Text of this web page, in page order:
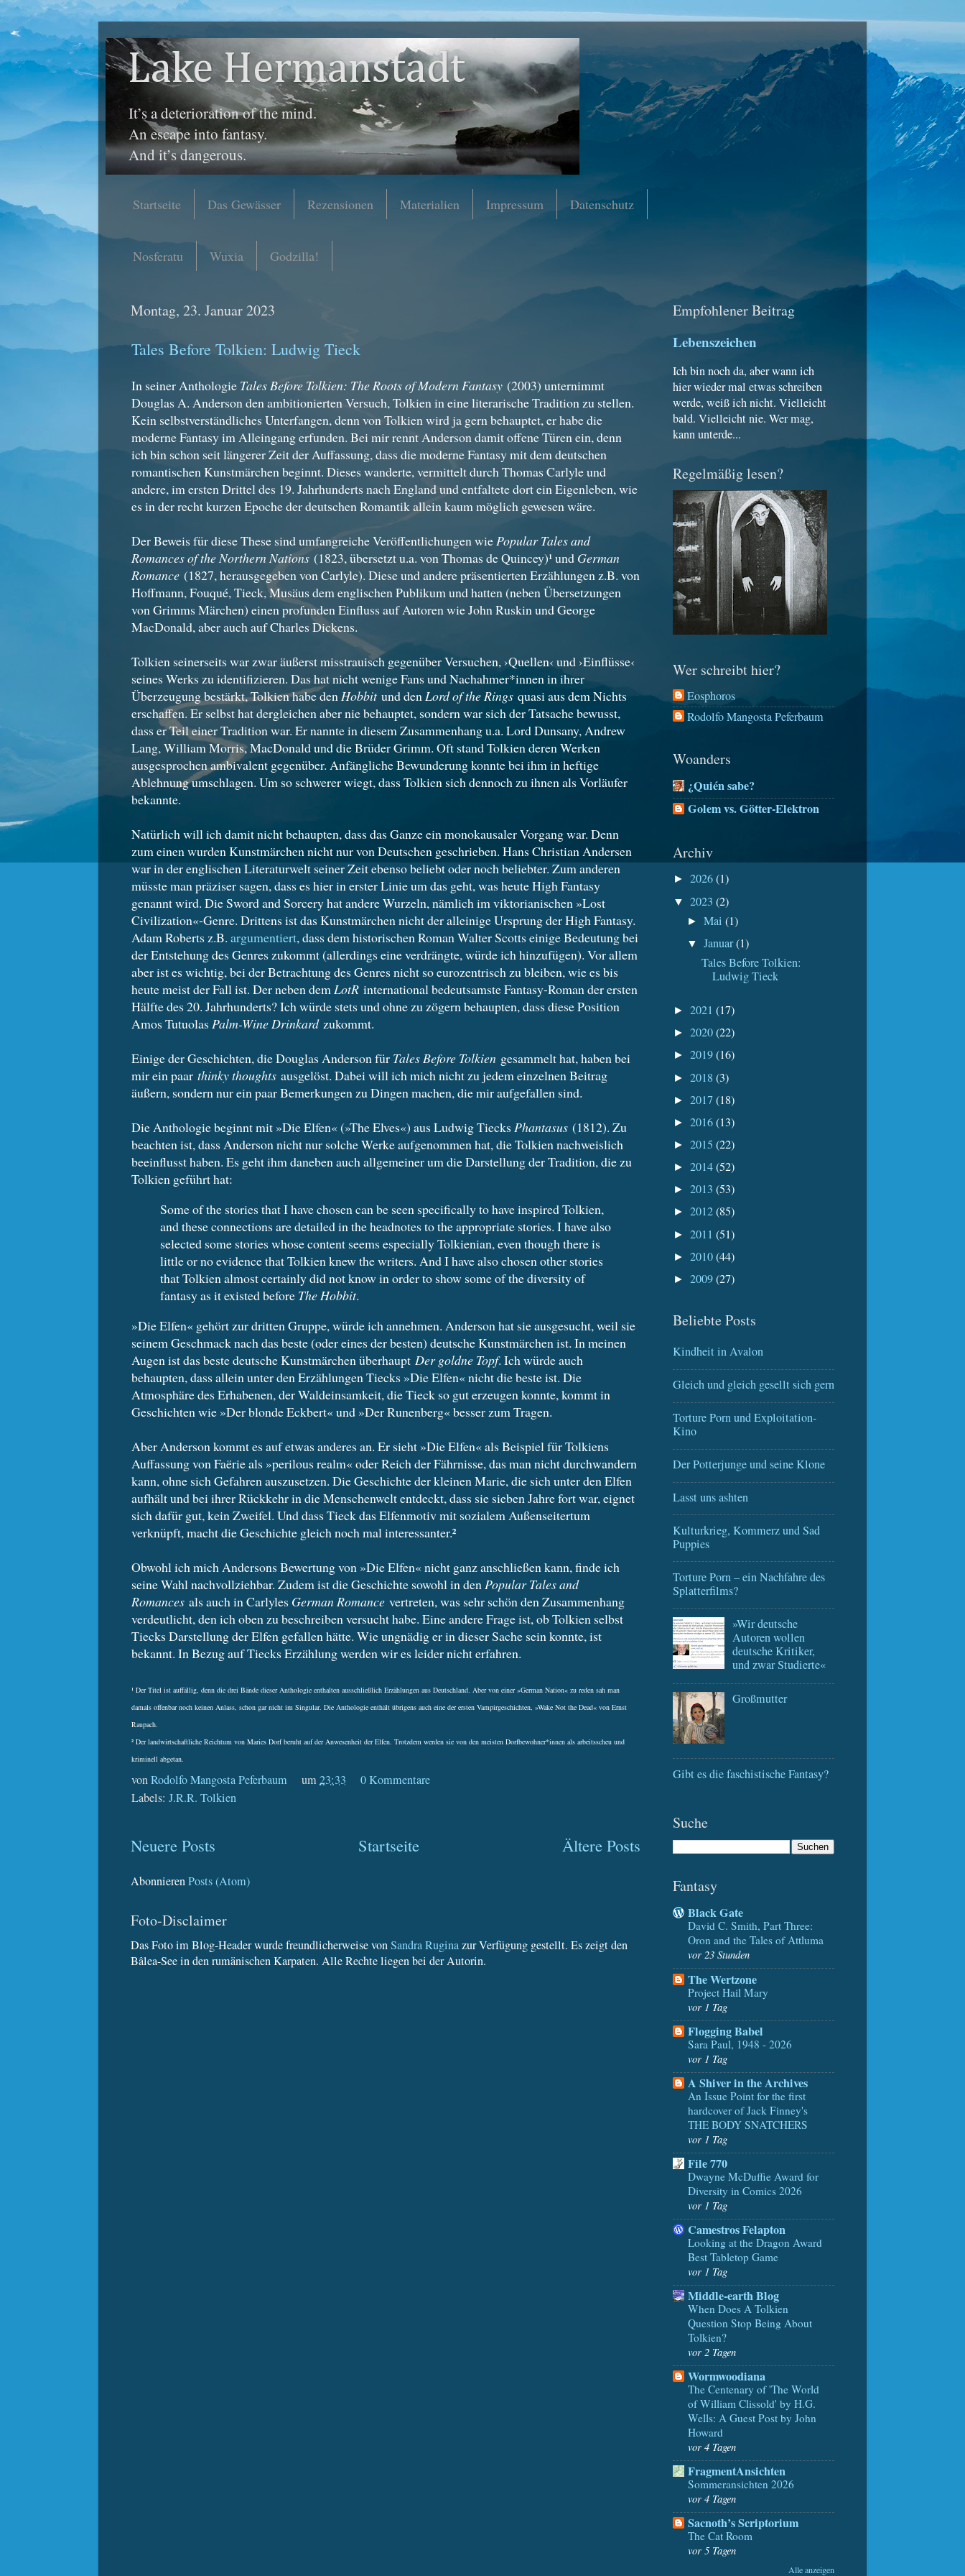
Lake Hermanstadt
It’s a deterioration of the mind.
An escape into fantasy.
And it’s dangerous.
Startseite Das Gewässer Rezensionen Materialien Impressum Datenschutz
Nosferatu Wuxia Godzilla!
Montag, 23. Januar 2023
Tales Before Tolkien: Ludwig Tieck
In seiner Anthologie Tales Before Tolkien: The Roots of Modern Fantasy (2003) unternimmt
Douglas A. Anderson den ambitionierten Versuch, Tolkien in eine literarische Tradition zu stellen.
Kein selbstverständliches Unterfangen, denn von Tolkien wird ja gern behauptet, er habe die
moderne Fantasy im Alleingang erfunden. Bei mir rennt Anderson damit offene Türen ein, denn
ich bin schon seit längerer Zeit der Auffassung, dass die moderne Fantasy mit dem deutschen
romantischen Kunstmärchen beginnt. Dieses wanderte, vermittelt durch Thomas Carlyle und
andere, im ersten Drittel des 19. Jahrhunderts nach England und entfaltete dort ein Eigenleben, wie
es in der recht kurzen Epoche der deutschen Romantik allein kaum möglich gewesen wäre.
Der Beweis für diese These sind umfangreiche Veröffentlichungen wiePopular Tales and
Romances of the Northern Nations (1823, übersetzt u.a. von Thomas de Quincey)¹ und German
Romance (1827, herausgegeben von Carlyle). Diese und andere präsentierten Erzählungen z.B. von
Hoffmann, Fouqué, Tieck, Musäus dem englischen Publikum und hatten (neben Übersetzungen
von Grimms Märchen) einen profunden Einfluss auf Autoren wie John Ruskin und George
MacDonald, aber auch auf Charles Dickens.
Tolkien seinerseits war zwar äußerst misstrauisch gegenüber Versuchen, ›Quellen‹ und ›Einflüsse‹
seines Werks zu identifizieren. Das hat nicht wenige Fans und Nachahmer*innen in ihrer
Überzeugung bestärkt, Tolkien habe denHobbitund denLord of the Rings quasi aus dem Nichts
erschaffen. Er selbst hat dergleichen aber nie behauptet, sondern war sich der Tatsache bewusst,
dass er Teil einer Tradition war. Er nannte in diesem Zusammenhang u.a. Lord Dunsany, Andrew
Lang, William Morris, MacDonald und die Brüder Grimm. Oft stand Tolkien deren Werken
ausgesprochen ambivalent gegenüber. Anfängliche Bewunderung konnte bei ihm in heftige
Ablehnung umschlagen. Um so schwerer wiegt, dass Tolkien sich dennoch zu ihnen als Vorläufer
bekannte.
Natürlich will ich damit nicht behaupten, dass das Ganze ein monokausaler Vorgang war. Denn
zum einen wurden Kunstmärchen nicht nur von Deutschen geschrieben. Hans Christian Andersen
war in der englischen Literaturwelt seiner Zeit ebenso beliebt oder noch beliebter. Zum anderen
müsste man präziser sagen, dass es hier in erster Linie um das geht, was heute High Fantasy
genannt wird. Die Sword and Sorcery hat andere Wurzeln, nämlich im viktorianischen »Lost
Civilization«-Genre. Drittens ist das Kunstmärchen nicht der alleinige Ursprung der High Fantasy.
Adam Roberts z.B. argumentiert, dass dem historischen Roman Walter Scotts einige Bedeutung bei
der Entstehung des Genres zukommt (allerdings eine verdrängte, würde ich hinzufügen). Vor allem
aber ist es wichtig, bei der Betrachtung des Genres nicht so eurozentrisch zu bleiben, wie es bis
heute meist der Fall ist. Der neben demLotR international bedeutsamste Fantasy-Roman der ersten
Hälfte des 20. Jahrhunderts? Ich würde stets und ohne zu zögern behaupten, dass diese Position
Amos Tutuolas Palm-Wine Drinkardzukommt.
Einige der Geschichten, die Douglas Anderson für Tales Before Tolkien gesammelt hat, haben bei
mir ein paar thinky thoughts ausgelöst. Dabei will ich mich nicht zu jedem einzelnen Beitrag
äußern, sondern nur ein paar Bemerkungen zu Dingen machen, die mir aufgefallen sind.
Die Anthologie beginnt mit »Die Elfen« (»The Elves«) aus Ludwig Tiecks Phantasus (1812). Zu
beachten ist, dass Anderson nicht nur solche Werke aufgenommen hat, die Tolkien nachweislich
beeinflusst haben. Es geht ihm daneben auch allgemeiner um die Darstellung der Tradition, die zu
Tolkien geführt hat:
Some of the stories that I have chosen can be seen specifically to have inspired Tolkien,
and these connections are detailed in the headnotes to the appropriate stories. I have also
selected some stories whose content seems especially Tolkienian, even though there is
little or no evidence that Tolkien knew the writers. And I have also chosen other stories
that Tolkien almost certainly did not know in order to show some of the diversity of
fantasy as it existed before The Hobbit.
»Die Elfen« gehört zur dritten Gruppe, würde ich annehmen. Anderson hat sie ausgesucht, weil sie
seinem Geschmack nach das beste (oder eines der besten) deutsche Kunstmärchen ist. In meinen
Augen ist das beste deutsche Kunstmärchen überhaupt Der goldne Topf. Ich würde auch
behaupten, dass allein unter den Erzählungen Tiecks »Die Elfen« nicht die beste ist. Die
Atmosphäre des Erhabenen, der Waldeinsamkeit, die Tieck so gut erzeugen konnte, kommt in
Geschichten wie »Der blonde Eckbert« und »Der Runenberg« besser zum Tragen.
Aber Anderson kommt es auf etwas anderes an. Er sieht »Die Elfen« als Beispiel für Tolkiens
Auffassung von Faërie als »perilous realm« oder Reich der Fährnisse, das man nicht durchwandern
kann, ohne sich Gefahren auszusetzen. Die Geschichte der kleinen Marie, die sich unter den Elfen
aufhält und bei ihrer Rückkehr in die Menschenwelt entdeckt, dass sie sieben Jahre fort war, eignet
sich dafür gut, kein Zweifel. Und dass Tieck das Elfenmotiv mit sozialem Außenseitertum
verknüpft, macht die Geschichte gleich noch mal interessanter.²
Obwohl ich mich Andersons Bewertung von »Die Elfen« nicht ganz anschließen kann, finde ich
seine Wahl nachvollziehbar. Zudem ist die Geschichte sowohl in den Popular Tales and
Romances als auch in Carlyles German Romance vertreten, was sehr schön den Zusammenhang
verdeutlicht, den ich oben zu beschreiben versucht habe. Eine andere Frage ist, ob Tolkien selbst
Tiecks Darstellung der Elfen gefallen hätte. Wie ungnädig er in dieser Sache sein konnte, ist
bekannt. In Bezug auf Tiecks Erzählung werden wir es leider nicht erfahren.
¹ Der Titel ist auffällig, denn die drei Bände dieser Anthologie enthalten ausschließlich Erzählungen aus Deutschland. Aber von einer »German Nation« zu reden sah man
damals offenbar noch keinen Anlass, schon gar nicht im Singular. Die Anthologie enthält übrigens auch eine der ersten Vampirgeschichten, »Wake Not the Dead« von Ernst
Raupach.
² Der landwirtschaftliche Reichtum von Maries Dorf beruht auf der Anwesenheit der Elfen. Trotzdem werden sie von den meisten Dorfbewohner*innen als arbeitsscheu und
kriminell abgetan.
vonRodolfo Mangosta Peferbaum um23:33
0 Kommentare
Labels: J.R.R. Tolkien
Neuere Posts Ältere Posts
Startseite
AbonnierenPosts (Atom)
Foto-Disclaimer
Das Foto im Blog-Header wurde freundlicherweise vonSandra Ruginazur Verfügung gestellt. Es zeigt den
Bâlea-See in den rumänischen Karpaten. Alle Rechte liegen bei der Autorin.
Empfohlener Beitrag
Lebenszeichen
Ich bin noch da, aber wann ich
hier wieder mal etwas schreiben
werde, weiß ich nicht. Vielleicht
bald. Vielleicht nie. Wer mag,
kann unterde...
Regelmäßig lesen?
Wer schreibt hier?
Eosphoros
Rodolfo Mangosta Peferbaum
Woanders
¿Quién sabe?
Golem vs. Götter-Elektron
Archiv
► 2026(1)
▼ 2023 (2)
►Mai(1)
▼Januar(1)
Tales Before Tolkien:
Ludwig Tieck
► 2021 (17)
► 2020(22)
► 2019(16)
► 2018 (3)
► 2017(18)
► 2016(13)
► 2015 (22)
► 2014(52)
► 2013 (53)
► 2012(85)
► 2011 (51)
► 2010(44)
► 2009(27)
Beliebte Posts
Kindheit in Avalon
Gleich und gleich gesellt sich gern
Torture Porn und Exploitation-
Kino
Der Potterjunge und seine Klone
Lasst uns ashten
Kulturkrieg, Kommerz und Sad
Puppies
Torture Porn – ein Nachfahre des
Splatterfilms?
»Wir deutsche
Autoren wollen
deutsche Kritiker,
und zwar Studierte«
Großmutter
Gibt es die faschistische Fantasy?
Suche
Fantasy
Black Gate
David C. Smith, Part Three:
Oron and the Tales of Attluma
vor 23 Stunden
The Wertzone
Project Hail Mary
vor 1 Tag
Flogging Babel
Sara Paul, 1948 - 2026
vor 1 Tag
A Shiver in the Archives
An Issue Point for the first
hardcover of Jack Finney's
THE BODY SNATCHERS
vor 1 Tag
File 770
Dwayne McDuffie Award for
Diversity in Comics 2026
vor 1 Tag
Camestros Felapton
Looking at the Dragon Award
Best Tabletop Game
vor 1 Tag
Middle-earth Blog
When Does A Tolkien
Question Stop Being About
Tolkien?
vor 2 Tagen
Wormwoodiana
The Centenary of 'The World
of William Clissold' by H.G.
Wells: A Guest Post by John
Howard
vor 4 Tagen
FragmentAnsichten
Sommeransichten 2026
vor 4 Tagen
Sacnoth’s Scriptorium
The Cat Room
vor 5 Tagen
Alle anzeigen